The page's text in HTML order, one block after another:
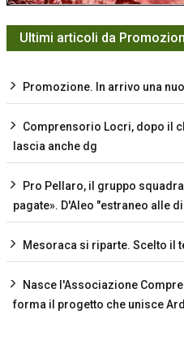
Ultimi articoli da
Promozione. In arrivo una
Comprensorio Locri, dopo il
lascia anche dg
Pro Pellaro, il gruppo
pagate». D'Aleo "estraneo alle
Mesoraca si riparte. Scelto il
Nasce l'Associazione
forma il progetto che unisce